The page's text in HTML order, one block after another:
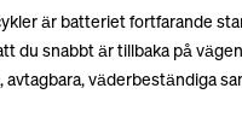
är batteriet fortfarande
du snabbt är tillbaka på
avtagbara, väderbeständiga